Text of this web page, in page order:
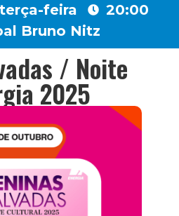
feira
20:00
Bruno Nitz
/ Noite
2025